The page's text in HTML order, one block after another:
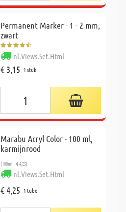
Permanent Marker - 1 - 2 mm,
zwart
nl.Views.Set.Html
€ 3,15 1 stuk
Marabu Acryl Color - 100 ml,
karmijnrood
(100ml = € 4,25)
nl.Views.Set.Html
€ 4,25 1 tube